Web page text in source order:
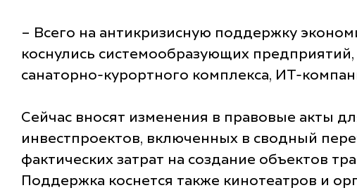
– Всего на антикризисную поддержку
коснулись системообразующих
санаторно-курортного комплекса, ИТ-
Сейчас вносят изменения в правовые акты
инвестпроектов, включенных в сводный
фактических затрат на создание объектов
Поддержка коснется также кинотеатров и